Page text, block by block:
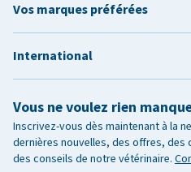
Vous ne voulez rien
Inscrivez-vous dès maintenant à la
dernières nouvelles, des offres,
des conseils de notre vétérinaire.
Vos marques préférées
International